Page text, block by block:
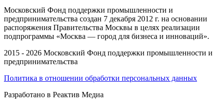
Московский Фонд поддержки промышленности и
предпринимательства создан 7 декабря 2012 г. на основании
распоряжения Правительства Москвы в целях реализации
подпрограммы «Москва — город для бизнеса и инноваций».
2015 - 2026 Московский Фонд поддержки промышленности и
предпринимательства
Политика в отношении обработки персональных данных
Разработано в Реактив Медиа